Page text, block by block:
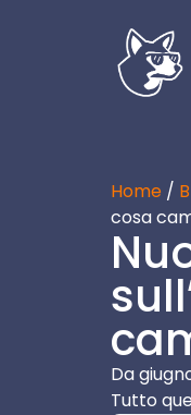
Home /
cosa
Da
Tutto